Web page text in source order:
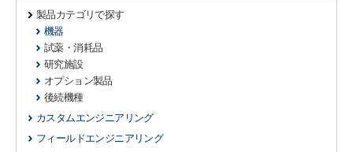
製品カテゴリで探す
機器
試薬・消耗品
研究施設
オプション製品
後続機種
カスタムエンジニアリング
フィールドエンジニアリング